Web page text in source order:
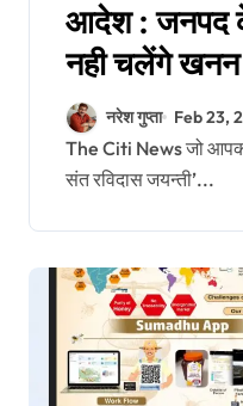
आदेश : जनपद के
नही चलेंगे
पूरा आदेश…
नरेश गुप्ता Feb 23,
The Citi News जो आपको रखे आगे… जनपद सहारनपुर में
संत रविदास जयन्ती’...